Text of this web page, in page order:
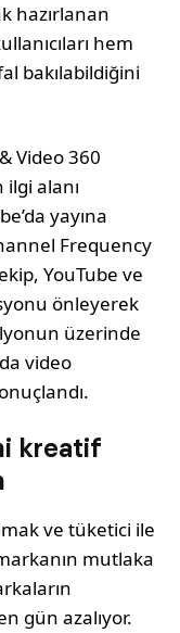
hazırlanan
hem
bakılabildiğini
Video 360
alanı
yayına
Frequency
YouTube ve
önleyerek
üzerinde
video
kreatif
ve tüketici ile
mutlaka
gün azalıyor.